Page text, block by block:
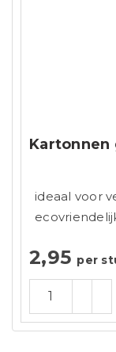
Kartonnen
ideaal voor
2,95 per